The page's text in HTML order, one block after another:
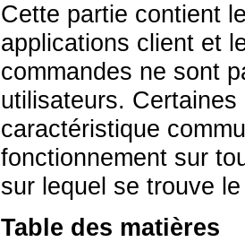
Cette partie contient
applications client et
commandes ne sont
utilisateurs.
caractéristique
fonctionnement sur
sur lequel se trouve
Table des matières